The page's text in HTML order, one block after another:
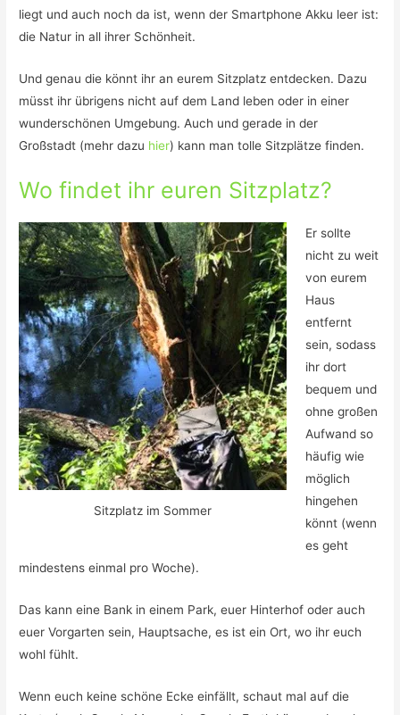
liegt und auch noch da ist, wenn der Smartphone Akku leer ist:
die Natur in all ihrer Schönheit.
Und genau die könnt ihr an eurem Sitzplatz entdecken. Dazu
müsst ihr übrigens nicht auf dem Land leben oder in einer
wunderschönen Umgebung. Auch und gerade in der
Großstadt (mehr dazu hier) kann man tolle Sitzplätze finden.
Wo findet ihr euren Sitzplatz?
Sitzplatz im Sommer
Er sollte
nicht zu weit
von eurem
Haus
entfernt
sein, sodass
ihr dort
bequem und
ohne großen
Aufwand so
häufig wie
möglich
hingehen
könnt (wenn
es geht
mindestens einmal pro Woche).
Das kann eine Bank in einem Park, euer Hinterhof oder auch
euer Vorgarten sein, Hauptsache, es ist ein Ort, wo ihr euch
wohl fühlt.
Wenn euch keine schöne Ecke einfällt, schaut mal auf die